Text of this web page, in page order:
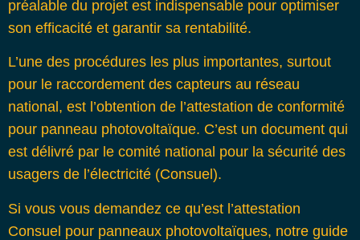
préalable du projet est indispensable pour optimiser
son efficacité et garantir sa rentabilité.
L’une des procédures les plus importantes, surtout
pour le raccordement des capteurs au réseau
national, est l’obtention de l’attestation de conformité
pour panneau photovoltaïque. C’est un document qui
est délivré par le comité national pour la sécurité des
usagers de l’électricité (Consuel).
Si vous vous demandez ce qu’est l’attestation
Consuel pour panneaux photovoltaïques, notre guide